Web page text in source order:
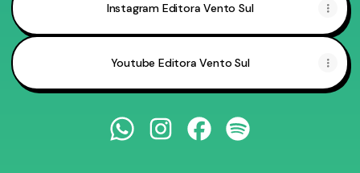
Instagram Editora Vento Sul
Youtube Editora Vento Sul